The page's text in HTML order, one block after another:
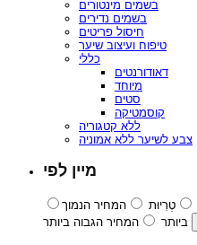
בשמים מינטורים
בשמים נדירים
חיסול פריטים
טיפוח ועיצוב שיער
כללי
דאודורנטים
מיוחד
סטים
קוסמטיקה
ללא קטגוריה
צבע לשיער ללא אמוניה
מיין לפי
טְרִיוּת
המחיר הנמוך
ביותר
המחיר הגבוה ביותר